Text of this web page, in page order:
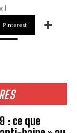
: ce que
!
Pinterest